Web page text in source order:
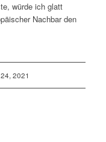
würde ich glatt
Nachbar den
2021